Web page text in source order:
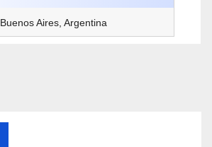
Buenos Aires, Argentina